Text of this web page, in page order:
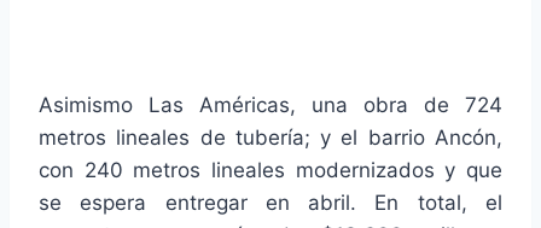
Asimismo Las Américas, una obra de 724
metros lineales de tubería; y el barrio Ancón,
con 240 metros lineales modernizados y que
se espera entregar en abril. En total, el